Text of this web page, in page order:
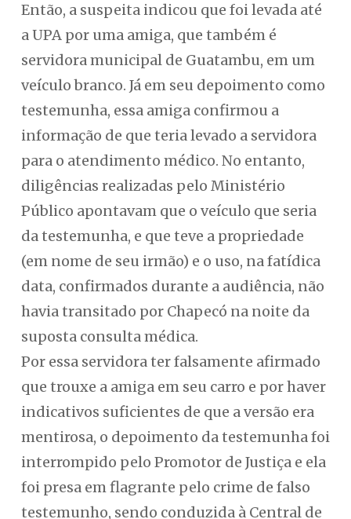
Então, a suspeita indicou que foi levada até
a UPA por uma amiga, que também é
servidora municipal de Guatambu, em um
veículo branco. Já em seu depoimento como
testemunha, essa amiga confirmou a
informação de que teria levado a servidora
para o atendimento médico. No entanto,
diligências realizadas pelo Ministério
Público apontavam que o veículo que seria
da testemunha, e que teve a propriedade
(em nome de seu irmão) e o uso, na fatídica
data, confirmados durante a audiência, não
havia transitado por Chapecó na noite da
suposta consulta médica.
Por essa servidora ter falsamente afirmado
que trouxe a amiga em seu carro e por haver
indicativos suficientes de que a versão era
mentirosa, o depoimento da testemunha foi
interrompido pelo Promotor de Justiça e ela
foi presa em flagrante pelo crime de falso
testemunho, sendo conduzida à Central de